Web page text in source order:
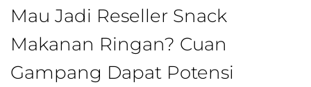
marketing,kotler
4.0,branding
marketing
Mau Jadi Reseller Snack
Makanan Ringan? Cuan
Gampang Dapat Potensi